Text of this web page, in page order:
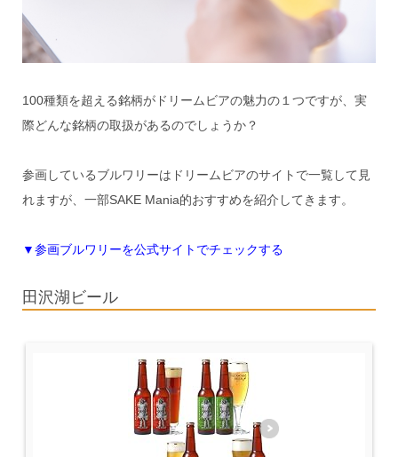
100種類を超える銘柄がドリームビアの魅力の１つですが、実
際どんな銘柄の取扱があるのでしょうか？
参画しているブルワリーはドリームビアのサイトで一覧して見
れますが、一部SAKE Mania的おすすめを紹介してきます。
▼参画ブルワリーを公式サイトでチェックする
田沢湖ビール